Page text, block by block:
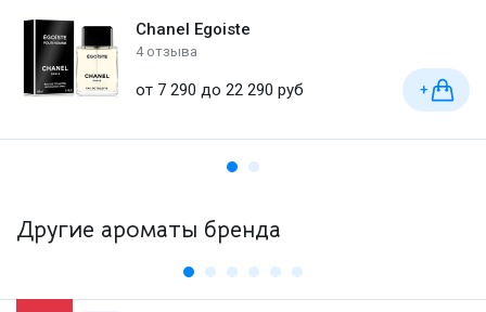
Chanel Egoiste
4 отзыва
от 7 290 до 22 290 руб +
Другие ароматы бренда